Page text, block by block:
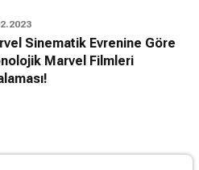
Sinematik Evrenine Göre
Marvel Filmleri